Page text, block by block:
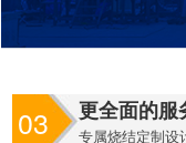
03 更全面的服
专属烧结定制设